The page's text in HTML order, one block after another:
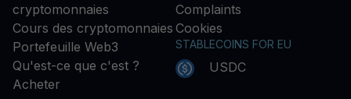
cryptomonnaies
Cours des cryptomonnaies
Portefeuille Web3
Qu'est-ce que c'est ?
Acheter
Complaints
Cookies
STABLECOINS FOR EU
USDC